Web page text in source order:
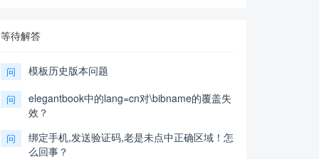
等待解答
问 模板历史版本问题
问
elegantbook中的lang=cn对\bibname的覆盖失
效？
问
绑定手机,发送验证码,老是未点中正确区域！怎
么回事？